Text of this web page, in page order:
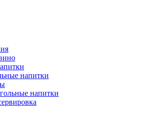
напитки
напитки